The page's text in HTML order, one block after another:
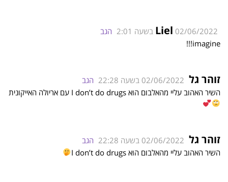
Liel 02/06/2022 בשעה 2:01
הגב
imagine!!!
זוהר גל 02/06/2022 בשעה 22:28
הגב
השיר האהוב עליי מהאלבום הוא I don’t do drugs עם אריולה האייקונית
זוהר גל 02/06/2022 בשעה 22:28
הגב
השיר האהוב עליי מהאלבום הוא I don’t do drugs